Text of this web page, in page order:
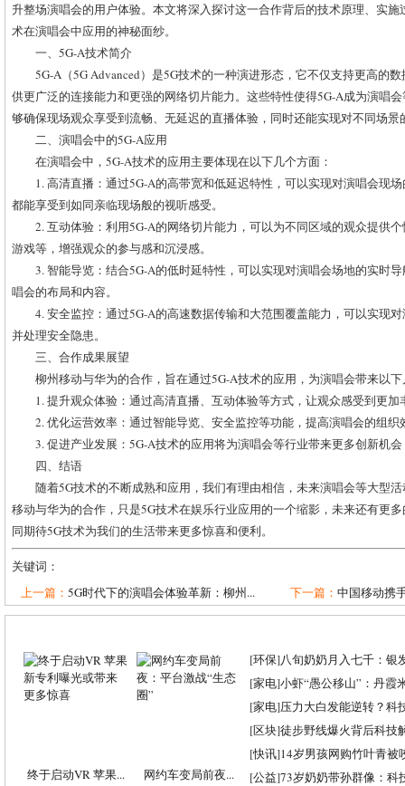
升整场演唱会的用户体验。本文将深入探讨这一合作背后的技术原理、实
术在演唱会中应用的神秘面纱。
一、5G-A技术简介
5G-A（5G Advanced）是5G技术的一种演进形态，它不仅支持更高的
供更广泛的连接能力和更强的网络切片能力。这些特性使得5G-A成为演唱
够确保现场观众享受到流畅、无延迟的直播体验，同时还能实现对不同场景
二、演唱会中的5G-A应用
在演唱会中，5G-A技术的应用主要体现在以下几个方面：
1. 高清直播：通过5G-A的高带宽和低延迟特性，可以实现对演唱会现
都能享受到如同亲临现场般的视听感受。
2. 互动体验：利用5G-A的网络切片能力，可以为不同区域的观众提供
游戏等，增强观众的参与感和沉浸感。
3. 智能导览：结合5G-A的低时延特性，可以实现对演唱会场地的实时
唱会的布局和内容。
4. 安全监控：通过5G-A的高速数据传输和大范围覆盖能力，可以实现
并处理安全隐患。
三、合作成果展望
柳州移动与华为的合作，旨在通过5G-A技术的应用，为演唱会带来以
1. 提升观众体验：通过高清直播、互动体验等方式，让观众感受到更
2. 优化运营效率：通过智能导览、安全监控等功能，提高演唱会的组织
3. 促进产业发展：5G-A技术的应用将为演唱会等行业带来更多创新机
四、结语
随着5G技术的不断成熟和应用，我们有理由相信，未来演唱会等大型
移动与华为的合作，只是5G技术在娱乐行业应用的一个缩影，未来还有更
同期待5G技术为我们的生活带来更多惊喜和便利。
关键词：
上一篇： 5G时代下的演唱会体验革新：柳州... 下一篇： 中国移动携
终于启动VR 苹果... 网约车变局前夜...
[环保]八旬奶奶月入七千：银
[家电]小虾“愚公移山”：丹霞
[家电]压力大白发能逆转？科
[区块]徒步野线爆火背后科技
[快讯]14岁男孩网购竹叶青被
[公益]73岁奶奶带孙群像：科